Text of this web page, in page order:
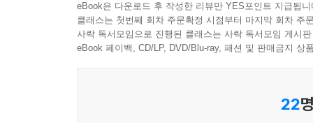
02 교재 무료 동영상강의 제공(Hackers.co.kr)
해커스영어 사이트(www.Hackers.co.kr)에서
동영상강의를 통해 혼자서도 효과적으로 공부할
이 책은 토익 문제 출제 경향을 철저하게 분석
eBook은 다운로드 후 작성한 리뷰만 YES포인트 지급됩니
클래스는 첫번째 회차 주문확정 시점부터 마지막 회차 주
사락 독서모임으로 진행된 클래스는 사락 독서모임 게시
eBook 페이백, CD/LP, DVD/Blu-ray, 패션 및 판매금지 상
22